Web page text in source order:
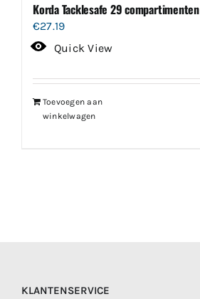
Korda Tacklesafe 29 compartimenten
€27.19
Quick View
Toevoegen aan
winkelwagen
KLANTENSERVICE